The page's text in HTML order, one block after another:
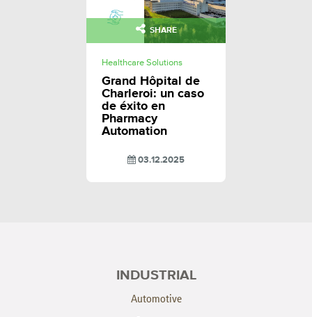
SHARE
Healthcare Solutions
Grand Hôpital de
Charleroi: un caso
de éxito en
Pharmacy
Automation
03.12.2025
INDUSTRIAL
Automotive